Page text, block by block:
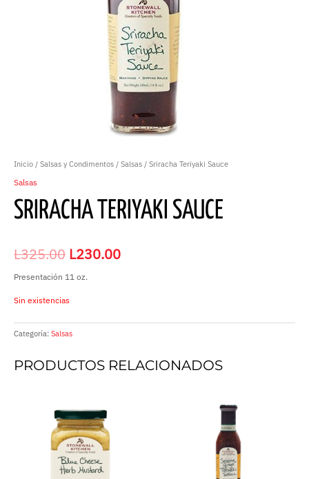
Inicio / Salsas y Condimentos / Salsas / Sriracha Teriyaki Sauce
Salsas
SRIRACHA TERIYAKI SAUCE
L325.00 L230.00
Presentación 11 oz.
Sin existencias
Categoría: Salsas
PRODUCTOS RELACIONADOS
Herb
cantidad
Ginger
Teriyaki
cantidad